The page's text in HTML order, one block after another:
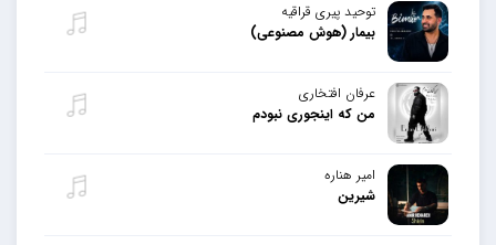
توحید پیری قراقیه
بیمار (هوش مصنوعی)
عرفان افتخاری
من که اینجوری نبودم
امیر هناره
شیرین